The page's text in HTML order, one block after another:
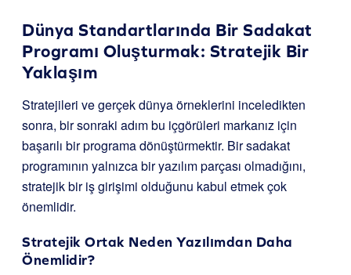
Dünya Standartlarında Bir Sadakat
Programı Oluşturmak: Stratejik Bir
Yaklaşım
Stratejileri ve gerçek dünya örneklerini inceledikten
sonra, bir sonraki adım bu içgörüleri markanız için
başarılı bir programa dönüştürmektir. Bir sadakat
programının yalnızca bir yazılım parçası olmadığını,
stratejik bir iş girişimi olduğunu kabul etmek çok
önemlidir.
Stratejik Ortak Neden Yazılımdan Daha
Önemlidir?